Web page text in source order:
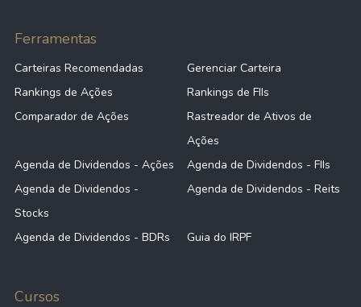
Ferramentas
Carteiras Recomendadas
Gerenciar Carteira
Rankings de Ações
Rankings de FIIs
Comparador de Ações
Rastreador de Ativos de
Ações
Agenda de Dividendos - Ações
Agenda de Dividendos - FIIs
Agenda de Dividendos -
Stocks
Agenda de Dividendos - Reits
Agenda de Dividendos - BDRs Guia do IRPF
Cursos